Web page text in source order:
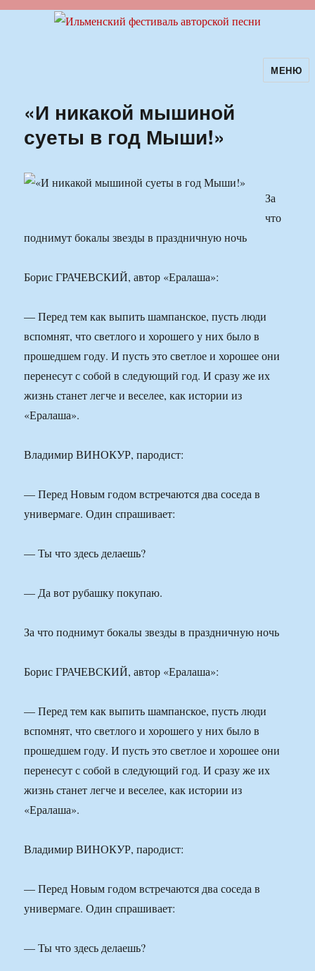
Ильменский фестиваль авторскойМЕНЮ
«И никакой мышиной
суеты в год Мыши!»
За
что
поднимут бокалы звезды в праздничную ночь
Борис ГРАЧЕВСКИЙ, автор «Ералаша»:
— Перед тем как выпить шампанское, пусть люди
вспомнят, что светлого и хорошего у них было в
прошедшем году. И пусть это светлое и хорошее они
перенесут с собой в следующий год. И сразу же их
жизнь станет легче и веселее, как истории из
«Ералаша».
Владимир ВИНОКУР, пародист:
— Перед Новым годом встречаются два соседа в
универмаге. Один спрашивает:
— Ты что здесь делаешь?
— Да вот рубашку покупаю.
За что поднимут бокалы звезды в праздничную ночь
Борис ГРАЧЕВСКИЙ, автор «Ералаша»:
— Перед тем как выпить шампанское, пусть люди
вспомнят, что светлого и хорошего у них было в
прошедшем году. И пусть это светлое и хорошее они
перенесут с собой в следующий год. И сразу же их
жизнь станет легче и веселее, как истории из
«Ералаша».
Владимир ВИНОКУР, пародист:
— Перед Новым годом встречаются два соседа в
универмаге. Один спрашивает:
— Ты что здесь делаешь?